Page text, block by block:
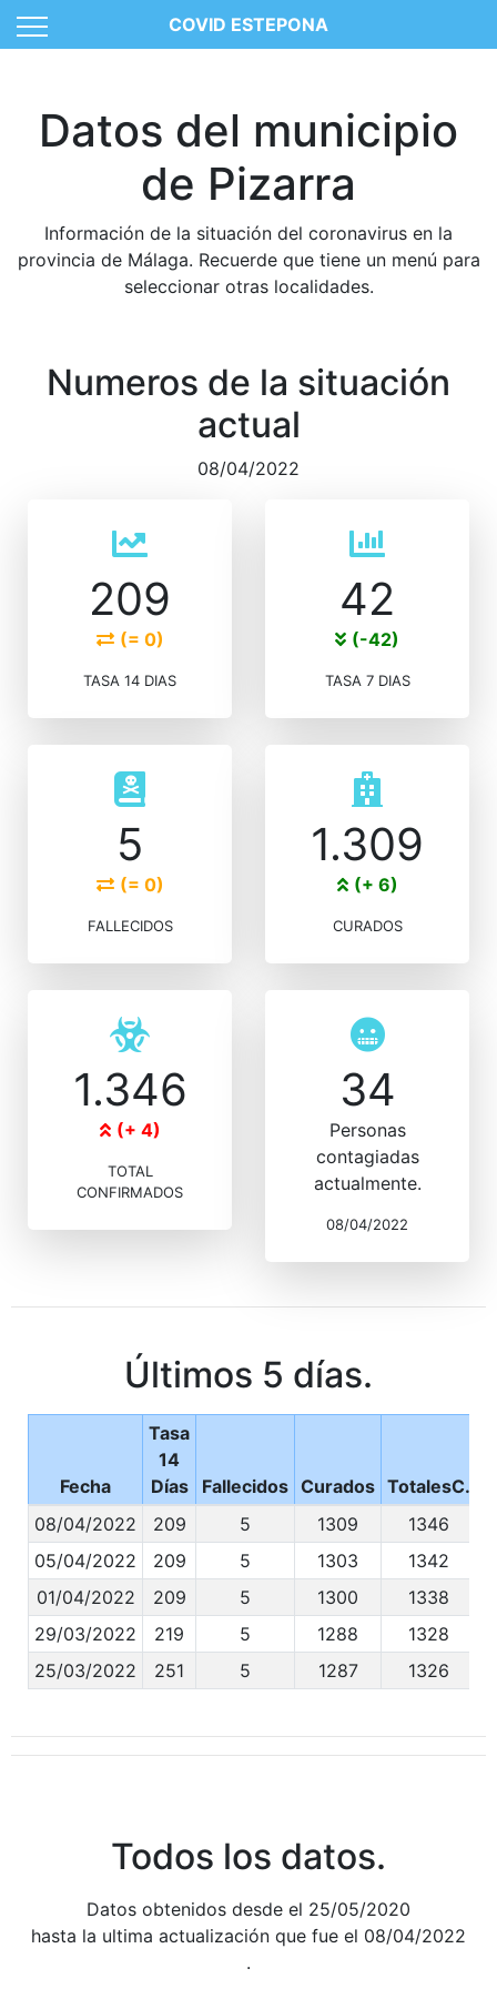
COVID ESTEPONA
Datos del municipio
de Pizarra
Información de la situación del coronavirus en la
provincia de Málaga. Recuerde que tiene un menú para
seleccionar otras localidades.
Numeros de la situación
actual
08/04/2022
209
(= 0)
TASA 14 DIAS
42
(-42)
TASA 7 DIAS
5
(= 0)
FALLECIDOS
1.309
(+ 6)
CURADOS
1.346
(+ 4)
TOTAL
CONFIRMADOS
34
Personas
contagiadas
actualmente.
08/04/2022
Últimos 5 días.
Fecha
Tasa
14
Días
Fallecidos Curados TotalesC.
08/04/2022
209 5 1309
1346
05/04/2022
209 5 1303
1342
01/04/2022
209 5 1300
1338
29/03/2022
219 5 1288
1328
25/03/2022
251 5 1287 1326
Todos los datos.
Datos obtenidos desde el 25/05/2020
hasta la ultima actualización que fue el 08/04/2022
.